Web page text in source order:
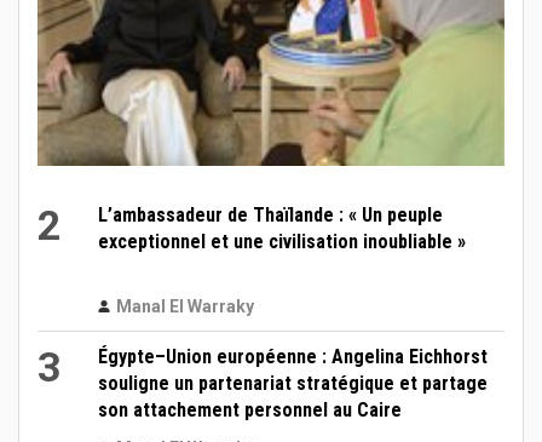
2
L’ambassadeur de Thaïlande : « Un peuple
exceptionnel et une civilisation inoubliable »
Manal El Warraky
3
Égypte–Union européenne : Angelina Eichhorst
souligne un partenariat stratégique et partage
son attachement personnel au Caire